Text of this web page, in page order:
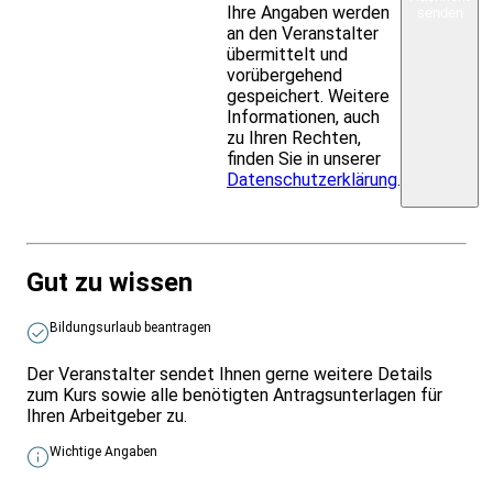
Ihre Angaben werden
an den Veranstalter
übermittelt und
vorübergehend
gespeichert. Weitere
Informationen, auch
zu Ihren Rechten,
finden Sie in unserer
Datenschutzerklärung.
Gut zu wissen
Bildungsurlaub beantragen
Der Veranstalter sendet Ihnen gerne weitere Details
zum Kurs sowie alle benötigten Antragsunterlagen für
Ihren Arbeitgeber zu.
Wichtige Angaben